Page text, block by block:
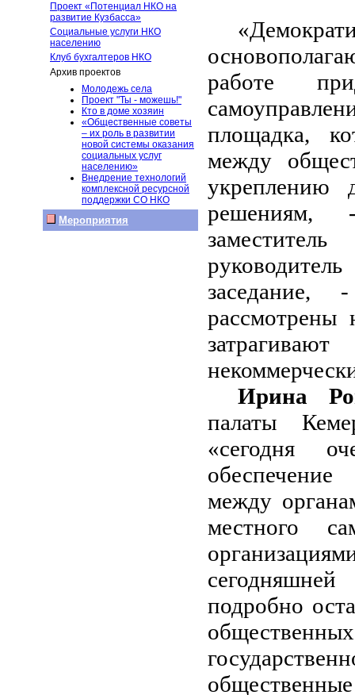
Проект «Потенциал НКО на
развитие Кузбасса»
Социальные услуги НКО
населению
Клуб бухгалтеров НКО
Архив проектов
Молодежь села
Проект "Ты - можешь!"
Кто в доме хозяин
«Общественные советы
– их роль в развитии
новой системы оказания
социальных услуг
населению»
Внедрение технологий
комплексной ресурсной
поддержки СО НКО
Мероприятия
работе
площадка,
между
укреплению
заседание,
рассмотрены
Ирина
палаты
«сегодня
между
местного
подробно